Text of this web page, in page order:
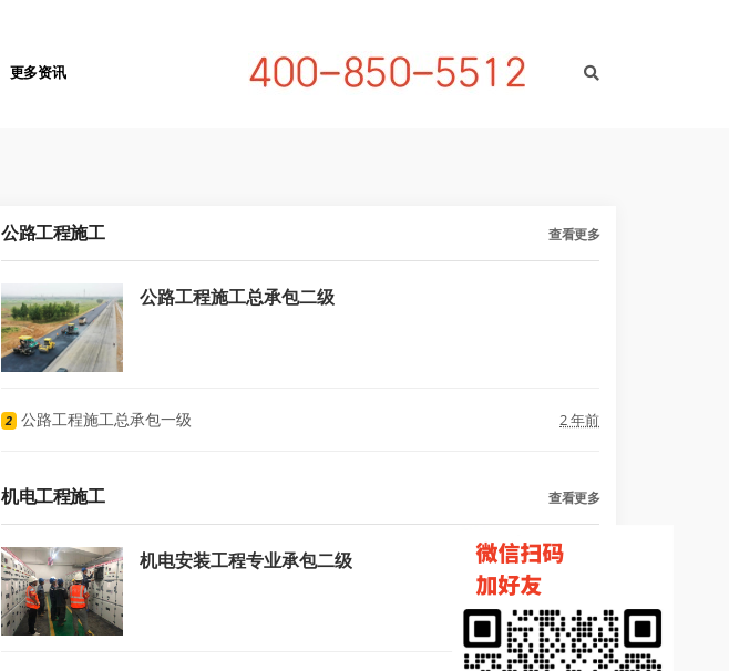
更多资讯
公路工程施工 查看更多
公路工程施工总承包二级
2 公路工程施工总承包一级 2 年前
机电工程施工 查看更多
机电安装工程专业承包二级